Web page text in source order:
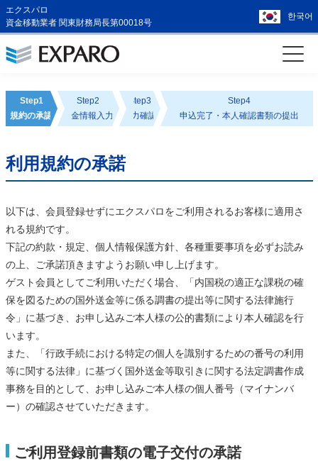
エクスパロ
資金移動業者 関東財務局長第00018号
한국어
Step1
規約の承認
Step2
送金情報入力
Step3
入力確認
Step4
申込完了・本人確認書類の提出
利用規約の承諾
以下は、会員登録せずにエクスパロをご利用されるお客様に適用さ
れる規約です。
下記の約款・規定、個人情報保護方針、各種重要事項を必ずお読み
の上、ご承諾頂きますようお願い申し上げます。
ゲスト会員としてご利用いただく場合、「内国税の適正な課税の確
保を図るための国外送金等に係る調書の提出等に関する法律施行
令」に基づき、お申し込みご本人様の公的書類により本人確認を行
います。
また、「行政手続における特定の個人を識別するための番号の利用
等に関する法律」に基づく国外送金等取引きに関する法定調書作成
事務を目的として、お申し込みご本人様の個人番号（マイナンバ
ー）の確認させていただきます。
ご利用登録前書類の電子交付の承諾